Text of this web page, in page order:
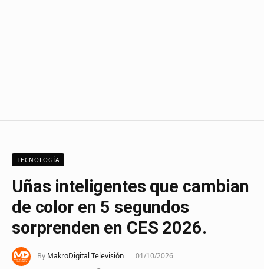
TECNOLOGÍA
Uñas inteligentes que cambian
de color en 5 segundos
sorprenden en CES 2026.
By MakroDigital Televisión
01/10/2026